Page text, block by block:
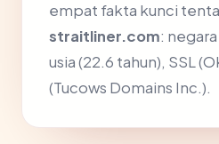
empat fakta kunci
straitliner.com:
usia (22.6 tahun), SSL
(Tucows Domains Inc.).